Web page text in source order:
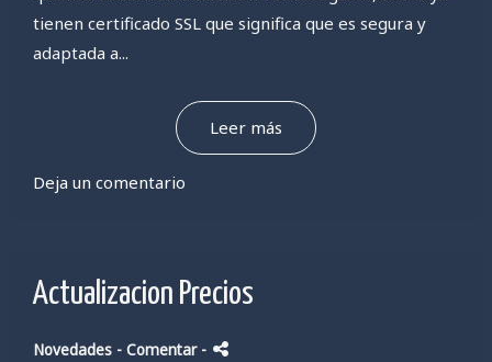
tienen certificado SSL que significa que es segura y
adaptada a...
Leer más
Deja un comentario
Actualizacion Precios
Novedades - Comentar -